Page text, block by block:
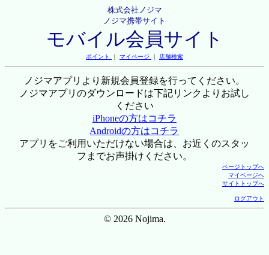
株式会社ノジマ
ノジマ携帯サイト
モバイル会員サイト
ポイント ｜ マイページ ｜ 店舗検索
ノジマアプリより新規会員登録を行ってください。
ノジマアプリのダウンロードは下記リンクよりお試し
ください
iPhoneの方はコチラ
Androidの方はコチラ
アプリをご利用いただけない場合は、お近くのスタッ
フまでお声掛けください。
ページトップへ
マイページへ
サイトトップへ
ログアウト
© 2026 Nojima.